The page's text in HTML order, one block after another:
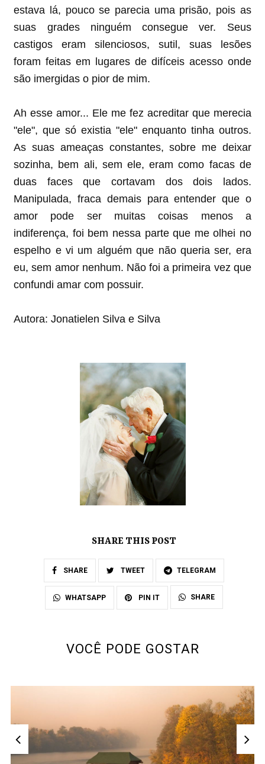
estava lá, pouco se parecia uma prisão, pois as
suas grades ninguém consegue ver. Seus
castigos eram silenciosos, sutil, suas lesões
foram feitas em lugares de difíceis acesso onde
são imergidas o pior de mim.
Ah esse amor... Ele me fez acreditar que merecia
"ele", que só existia "ele" enquanto tinha outros.
As suas ameaças constantes, sobre me deixar
sozinha, bem ali, sem ele, eram como facas de
duas faces que cortavam dos dois lados.
Manipulada, fraca demais para entender que o
amor pode ser muitas coisas menos a
indiferença, foi bem nessa parte que me olhei no
espelho e vi um alguém que não queria ser, era
eu, sem amor nenhum. Não foi a primeira vez que
confundi amar com possuir.
Autora: Jonatielen Silva e Silva
SHARE THIS POST
SHARE TWEET TELEGRAM
WHATSAPP PIN IT SHARE
VOCÊ PODE GOSTAR